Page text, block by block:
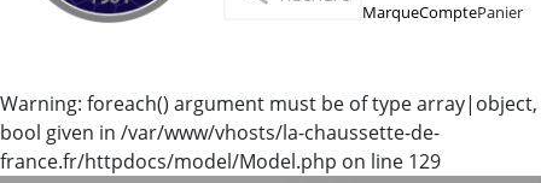
MarqueComptePanier
Warning: foreach() argument must be of type array|object,
bool given in /var/www/vhosts/la-chaussette-de-
france.fr/httpdocs/model/Model.php on line 129